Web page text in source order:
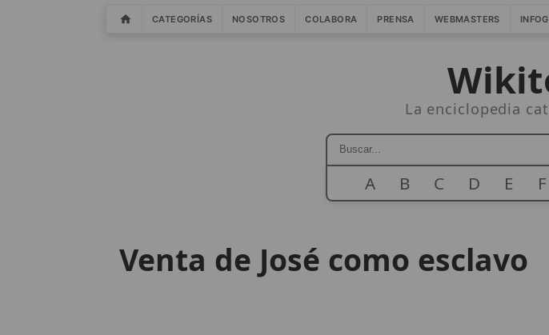
CATEGORÍAS NOSOTROS COLABORA PRENSA WEBMASTERS
La enciclopedia
A B C D E F
Venta de José como esclavo